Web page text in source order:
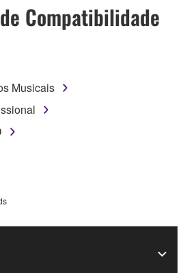
Compatibilidade
Musicais